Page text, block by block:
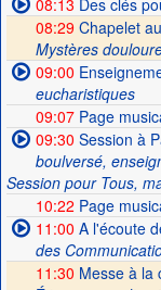
08:13 Des clés
08:29 Chapelet
Mystères
09:00
eucharistiques
09:07Page
09:30 Session à
boulversé,
Session pour Tous,
10:22 Page
11:00 A l'écoute
des
11:30 Messe à la